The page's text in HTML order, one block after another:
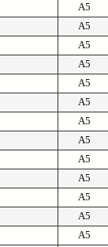
A5
A5
A5
A5
A5
A5
A5
A5
A5
A5
A5
A5
A5